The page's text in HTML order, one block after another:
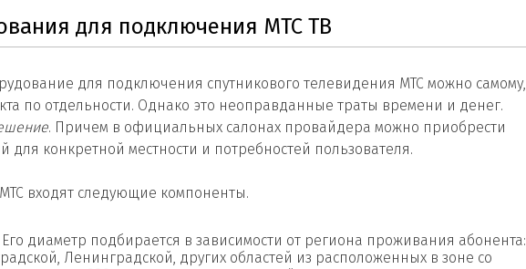
для подключения МТС ТВ
для подключения спутникового телевидения МТС можно самому,
по отдельности. Однако это неоправданные траты времени и денег.
. Причем в официальных салонах провайдера можно приобрести
для конкретной местности и потребностей пользователя.
входят следующие компоненты.
диаметр подбирается в зависимости от региона проживания абонента:
Ленинградской, других областей из расположенных в зоне со